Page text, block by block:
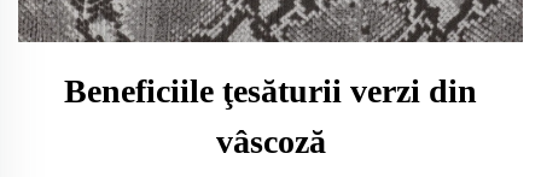
Beneficiile ţesăturii verzi din
vâscoză